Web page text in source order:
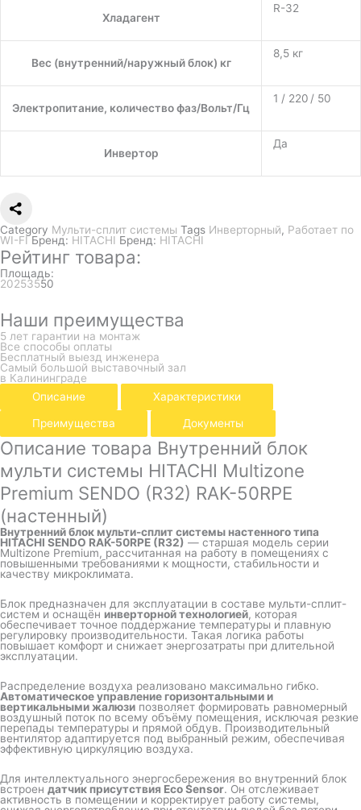
Хладагент
R-32
Вес (внутренний/наружный блок) кг
8,5 кг
Электропитание, количество фаз/Вольт/Гц
1 / 220 / 50
Инвертор
Да
Category Мульти-сплит системы Tags Инверторный, Работает по
WI-FI Бренд: HITACHI Бренд: HITACHI
Рейтинг товара:
Площадь:
20253550
Наши преимущества
5 лет гарантии на монтаж
Все способы оплаты
Бесплатный выезд инженера
Самый большой выставочный зал
в Калининграде
Описание
Характеристики
Преимущества Документы
Описание товара Внутренний блок
мульти системы HITACHI Multizone
Premium SENDO (R32) RAK-50RPE
(настенный)
Внутренний блок мульти-сплит системы настенного типа
HITACHI SENDO RAK-50RPE (R32) — старшая модель серии
Multizone Premium, рассчитанная на работу в помещениях с
повышенными требованиями к мощности, стабильности и
качеству микроклимата.
Блок предназначен для эксплуатации в составе мульти-сплит-
систем и оснащён инверторной технологией, которая
обеспечивает точное поддержание температуры и плавную
регулировку производительности. Такая логика работы
повышает комфорт и снижает энергозатраты при длительной
эксплуатации.
Распределение воздуха реализовано максимально гибко.
Автоматическое управление горизонтальными и
вертикальными жалюзи позволяет формировать равномерный
воздушный поток по всему объёму помещения, исключая резкие
перепады температуры и прямой обдув. Производительный
вентилятор адаптируется под выбранный режим, обеспечивая
эффективную циркуляцию воздуха.
Для интеллектуального энергосбережения во внутренний блок
встроен датчик присутствия Eco Sensor. Он отслеживает
активность в помещении и корректирует работу системы,